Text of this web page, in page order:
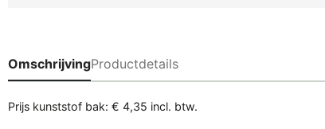
OmschrijvingProductdetails
Prijs kunststof bak: € 4,35 incl. btw.